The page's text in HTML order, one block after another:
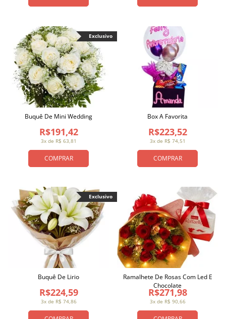
COMPRAR
3x de R$ 63,81
R$191,42
Buquê De Mini Wedding
Exclusivo
COMPRAR
3x de R$ 74,51
R$223,52
Box A Favorita
3x de R$ 74,86
R$224,59
Buquê De Lirio
Exclusivo
3x de R$ 90,66
R$271,98
Ramalhete De Rosas Com Led E
Chocolate